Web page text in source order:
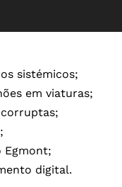
sistémicos;
em viaturas;
Egmont;
digital.